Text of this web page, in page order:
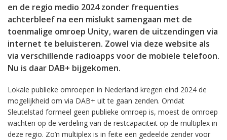
en de regio medio 2024 zonder frequenties
achterbleef na een mislukt samengaan met de
toenmalige omroep Unity, waren de uitzendingen via
internet te beluisteren. Zowel via deze website als
via verschillende radioapps voor de mobiele telefoon.
Nu is daar DAB+ bijgekomen.
Lokale publieke omroepen in Nederland kregen eind 2024 de
mogelijkheid om via DAB+ uit te gaan zenden. Omdat
Sleutelstad formeel geen publieke omroep is, moest de omroep
wachten op de verdeling van de restcapaciteit op de multiplex in
deze regio. Zo’n multiplex is in feite een gedeelde zender voor